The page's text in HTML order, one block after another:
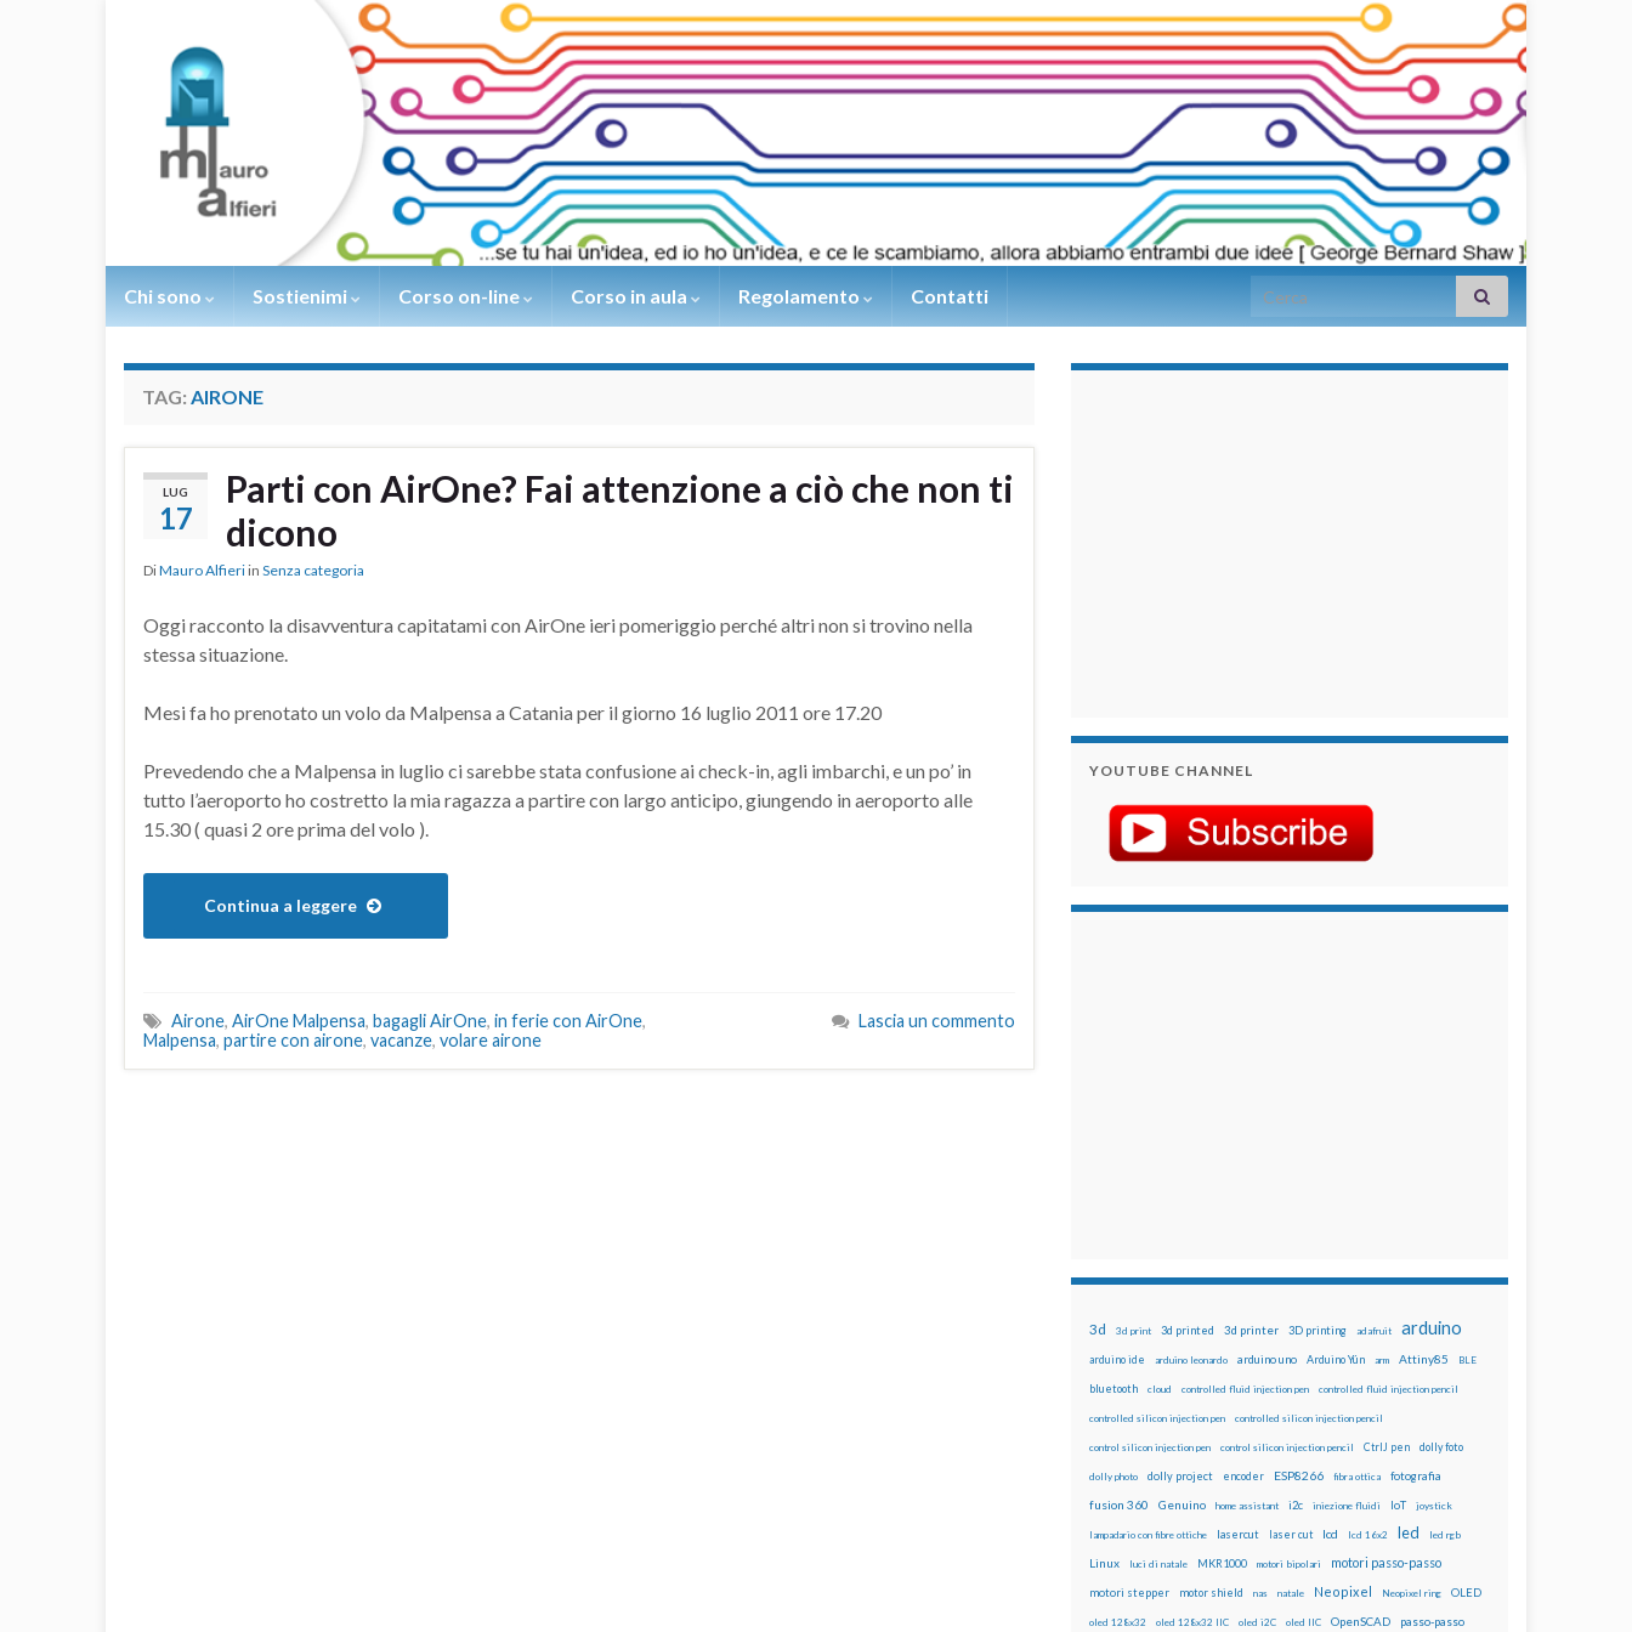
Chi sono Sostienimi Corso on-line Corso in aula Regolamento Contatti Search for:
TAG: AIRONE
LUG
17
Parti con AirOne? Fai attenzione a ciò che non ti
dicono
DiMauro Alfieri in Senza categoria
Oggi racconto la disavventura capitatami con AirOne ieri pomeriggio perché altri non si trovino nella
stessa situazione.
Mesi fa ho prenotato un volo da Malpensa a Catania per il giorno 16 luglio 2011 ore 17.20
Prevedendo che a Malpensa in luglio ci sarebbe stata confusione ai check-in, agli imbarchi, e un po’ in
tutto l’aeroporto ho costretto la mia ragazza a partire con largo anticipo, giungendo in aeroporto alle
15.30 ( quasi 2 ore prima del volo ).
Continua a leggere
Airone, AirOne Malpensa, bagagli AirOne, in ferie con AirOne,
Malpensa, partire con airone, vacanze, volare airone
Lascia un commento
YOUTUBE CHANNEL
3d 3d print 3d printed 3d printer 3D printing adafruit arduino
arduino ide arduino leonardo arduino uno Arduino Yún arm Attiny85 BLE
bluetooth cloud controlled fluid injection pen controlled fluid injection pencil
controlled silicon injection pen controlled silicon injection pencil
control silicon injection pen control silicon injection pencil CtrlJ pen dolly foto
dolly photo dolly project encoder ESP8266 fibra ottica fotografia
fusion 360 Genuino home assistant i2c iniezione fluidi IoT joystick
lampadario con fibre ottiche lasercut laser cut lcd lcd 16x2 led led rgb
Linux luci di natale MKR1000 motori bipolari motori passo-passo
motori stepper motor shield nas natale Neopixel Neopixel ring OLED
oled 128x32 oled 128x32 IIC oled i2C oled IIC OpenSCAD passo-passo